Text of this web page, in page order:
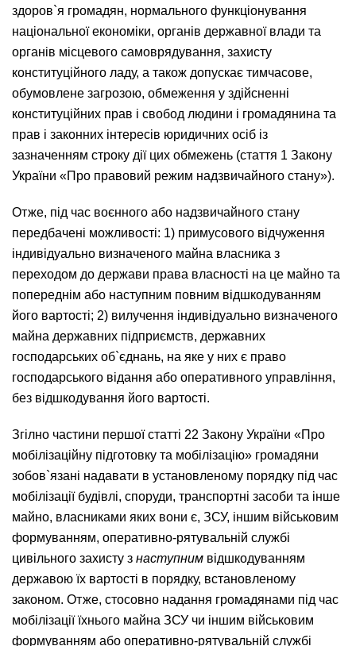
здоров`я громадян, нормального функціонування
національної економіки, органів державної влади та
органів місцевого самоврядування, захисту
конституційного ладу, а також допускає тимчасове,
обумовлене загрозою, обмеження у здійсненні
конституційних прав і свобод людини і громадянина та
прав і законних інтересів юридичних осіб із
зазначенням строку дії цих обмежень (стаття 1 Закону
України «Про правовий режим надзвичайного стану»).
Отже, під час воєнного або надзвичайного стану
передбачені можливості: 1) примусового відчуження
індивідуально визначеного майна власника з
переходом до держави права власності на це майно та
попереднім або наступним повним відшкодуванням
його вартості; 2) вилучення індивідуально визначеного
майна державних підприємств, державних
господарських об`єднань, на яке у них є право
господарського відання або оперативного управління,
без відшкодування його вартості.
Згілно частини першої статті 22 Закону України «Про
мобілізаційну підготовку та мобілізацію» громадяни
зобов`язані надавати в установленому порядку під час
мобілізації будівлі, споруди, транспортні засоби та інше
майно, власниками яких вони є, ЗСУ, іншим військовим
формуванням, оперативно-рятувальній службі
цивільного захисту з наступним відшкодуванням
державою їх вартості в порядку, встановленому
законом. Отже, стосовно надання громадянами під час
мобілізації їхнього майна ЗСУ чи іншим військовим
формуванням або оперативно-рятувальній службі